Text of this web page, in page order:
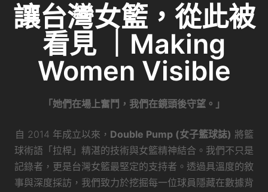
讓台灣女籃，從此被
看見 ｜Making
Women Visible
「她們在場上奮鬥，我們在鏡頭後守望。」
自 2014 年成立以來， Double Pump (女子籃球誌) 將籃
球術語「拉桿」精湛的技術與女籃精神結合。我們不只是
記錄者，更是台灣女籃最堅定的支持者。透過具溫度的敘
事與深度採訪，我們致力於挖掘每一位球員隱藏在數據背